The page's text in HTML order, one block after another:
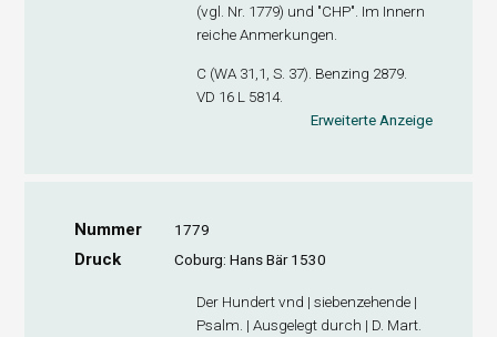
(vgl. Nr. 1779) und "CHP". Im Innern
reiche Anmerkungen.
C (WA 31,1, S. 37). Benzing 2879.
VD 16 L 5814.
Erweiterte Anzeige
Nummer 1779
Druck Coburg: Hans Bär 1530
Der Hundert vnd | siebenzehende |
Psalm. | Ausgelegt durch | D. Mart.